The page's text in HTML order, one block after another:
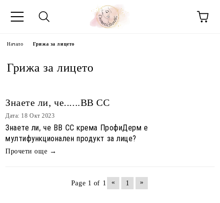
Начало Грижа за лицето
Грижа за лицето
Знаете ли, че......BB CC
Дата: 18 Окт 2023
Знаете ли, че BB CC крема ПрофиДерм е
мултифункционален продукт за лице?
Прочети още →
Page 1 of 1 « 1 »